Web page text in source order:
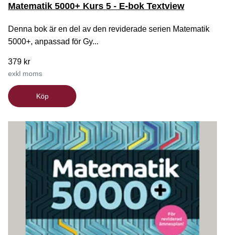
Matematik 5000+ Kurs 5 - E-bok Textview
Denna bok är en del av den reviderade serien Matematik
5000+, anpassad för Gy...
379 kr
exkl moms
Köp